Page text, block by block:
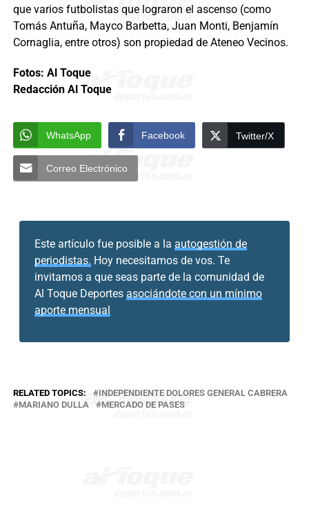
que varios futbolistas que lograron el ascenso (como
Tomás Antuña, Mayco Barbetta, Juan Monti, Benjamín
Cornaglia, entre otros) son propiedad de Ateneo Vecinos.
Fotos: Al Toque
Redacción Al Toque
WhatsApp Facebook Twitter/X
Correo Electrónico
Este artículo fue posible a la autogestión de
periodistas. Hoy necesitamos de vos. Te
invitamos a que seas parte de la comunidad de
Al Toque Deportes asociándote con un mínimo
aporte mensual
RELATED TOPICS:
INDEPENDIENTE DOLORES GENERAL CABRERA
MARIANO DULLA
MERCADO DE PASES